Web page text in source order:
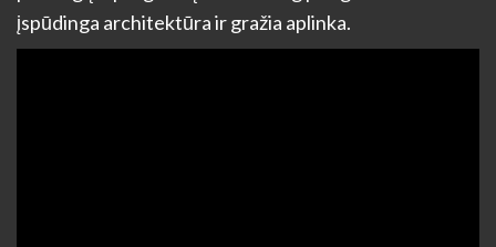
įspūdinga architektūra ir gražia aplinka.